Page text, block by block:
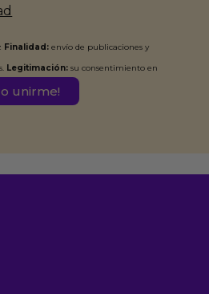
Finalidad: envío de publicaciones y
Legitimación: su consentimiento en
Roig Muñoz. Podrás ejercer tus